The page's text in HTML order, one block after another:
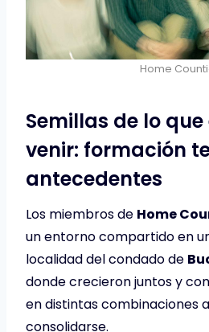
Home
Semillas de lo
venir: formación
antecedentes
Los miembros de Home
un entorno compartido en
localidad del condado de
donde crecieron juntos y
en distintas combinaciones
consolidarse.